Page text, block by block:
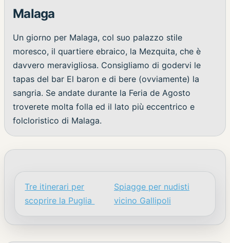
Malaga
Un giorno per Malaga, col suo palazzo stile
moresco, il quartiere ebraico, la Mezquita, che è
davvero meravigliosa. Consigliamo di godervi le
tapas del bar El baron e di bere (ovviamente) la
sangria. Se andate durante la Feria de Agosto
troverete molta folla ed il lato più eccentrico e
folcloristico di Malaga.
Navigazione articoli
Tre itinerari per
scoprire la Puglia
Spiagge per nudisti
vicino Gallipoli